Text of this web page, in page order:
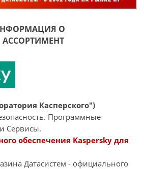
О
Касперского")
Программные
Сервисы.
обеспечения Kaspersky для
Датасиcтем - официального